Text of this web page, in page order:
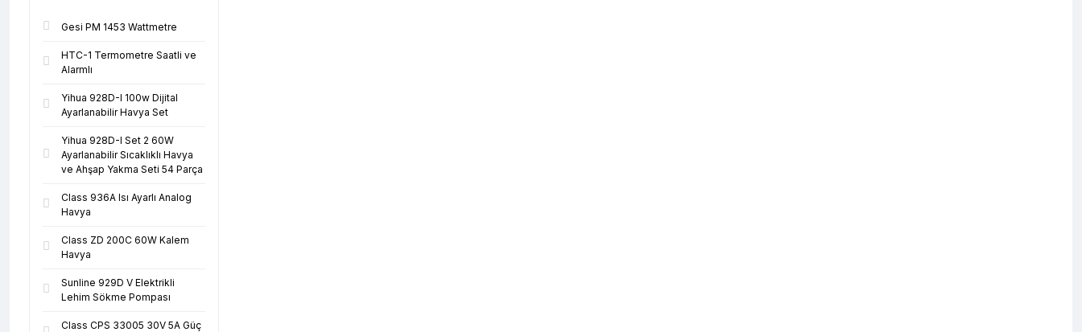
Gesi PM 1453 Wattmetre
HTC-1 Termometre Saatli ve
Alarmlı
Yihua 928D-I 100w Dijital
Ayarlanabilir Havya Set
Yihua 928D-I Set 2 60W
Ayarlanabilir Sıcaklıklı Havya
ve Ahşap Yakma Seti 54 Parça
Class 936A Isı Ayarlı Analog
Havya
Class ZD 200C 60W Kalem
Havya
Sunline 929D V Elektrikli
Lehim Sökme Pompası
Class CPS 33005 30V 5A Güç